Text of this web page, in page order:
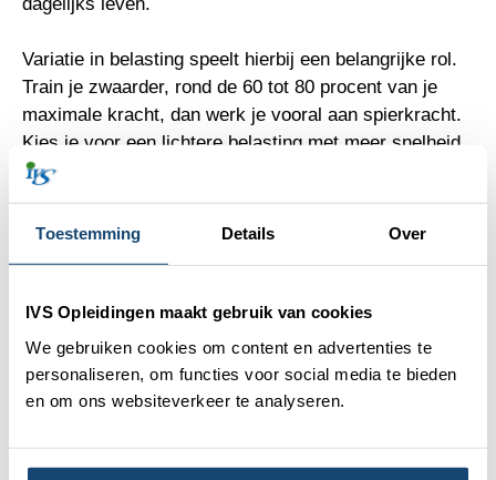
Toestemming Details Over
IVS Opleidingen maakt gebruik van cookies
We gebruiken cookies om content en advertenties te
personaliseren, om functies voor social media te bieden
en om ons websiteverkeer te analyseren.
Variatie in belasting speelt hierbij een belangrijke rol.
Train je zwaarder, rond de 60 tot 80 procent van je
maximale kracht, dan werk je vooral aan spierkracht.
Kies je voor een lichtere belasting met meer snelheid,
dan verbeter je juist coördinatie en controle. Deze
principes sluiten aan bij hoespieropbouw en
trainingsprikkels
werken, ongeacht leeftijd.
mits goed uitgevoerd, sterke effecten heeft op zowel
spierkracht als functionaliteit. Belastingen onder de 50
procent leveren vaak weinig resultaat op, terwijl
zwaardere prikkels juist zorgen voor duidelijke